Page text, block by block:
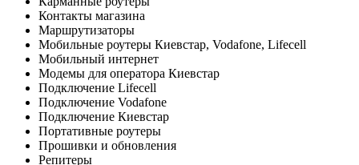
Контакты магазина
Маршрутизаторы
Мобильные роутеры Киевстар, Vodafone, Lifecell
Мобильный интернет
Модемы для оператора Киевстар
Подключение Lifecell
Подключение Vodafone
Подключение Киевстар
Портативные роутеры
Прошивки и обновления
Репитеры